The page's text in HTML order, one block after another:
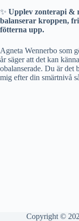
✨ Upplev zonterapi &
balanserar kroppen,
fötterna upp.
Agneta Wennerbo som
år säger att det kan
obalanserade. Du är det
mig efter din smärtnivå
Copyright ©